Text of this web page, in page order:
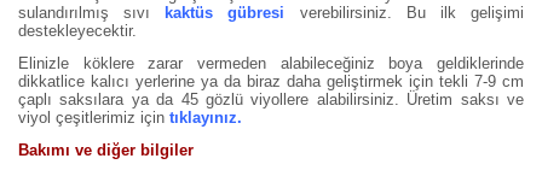
sulandırılmış sıvı
kaktüs gübresi verebilirsiniz. Bu ilk gelişimi
destekleyecektir.
Elinizle köklere zarar vermeden alabileceğiniz boya geldiklerinde
dikkatlice kalıcı yerlerine ya da biraz daha geliştirmek için tekli 7-9 cm
çaplı saksılara ya da 45 gözlü viyollere alabilirsiniz. Üretim saksı ve
viyol çeşitlerimiz için tıklayınız.
Bakımı ve diğer bilgiler